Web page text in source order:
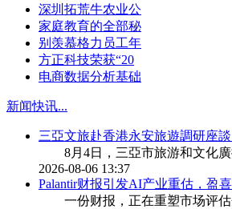
深圳拓荒牛农业公
家庭教育的全部秘
别羡慕格力员工年
方正科技荣获“20
电商数据分析基础
新闻快讯...
三亞文旅赴香港永安旅遊調研座
8月4日，三亞市旅游和文化廣
2026-08-06 13:37
Palantir财报引发AI产业重估，盈
一份财报，正在重塑市场评